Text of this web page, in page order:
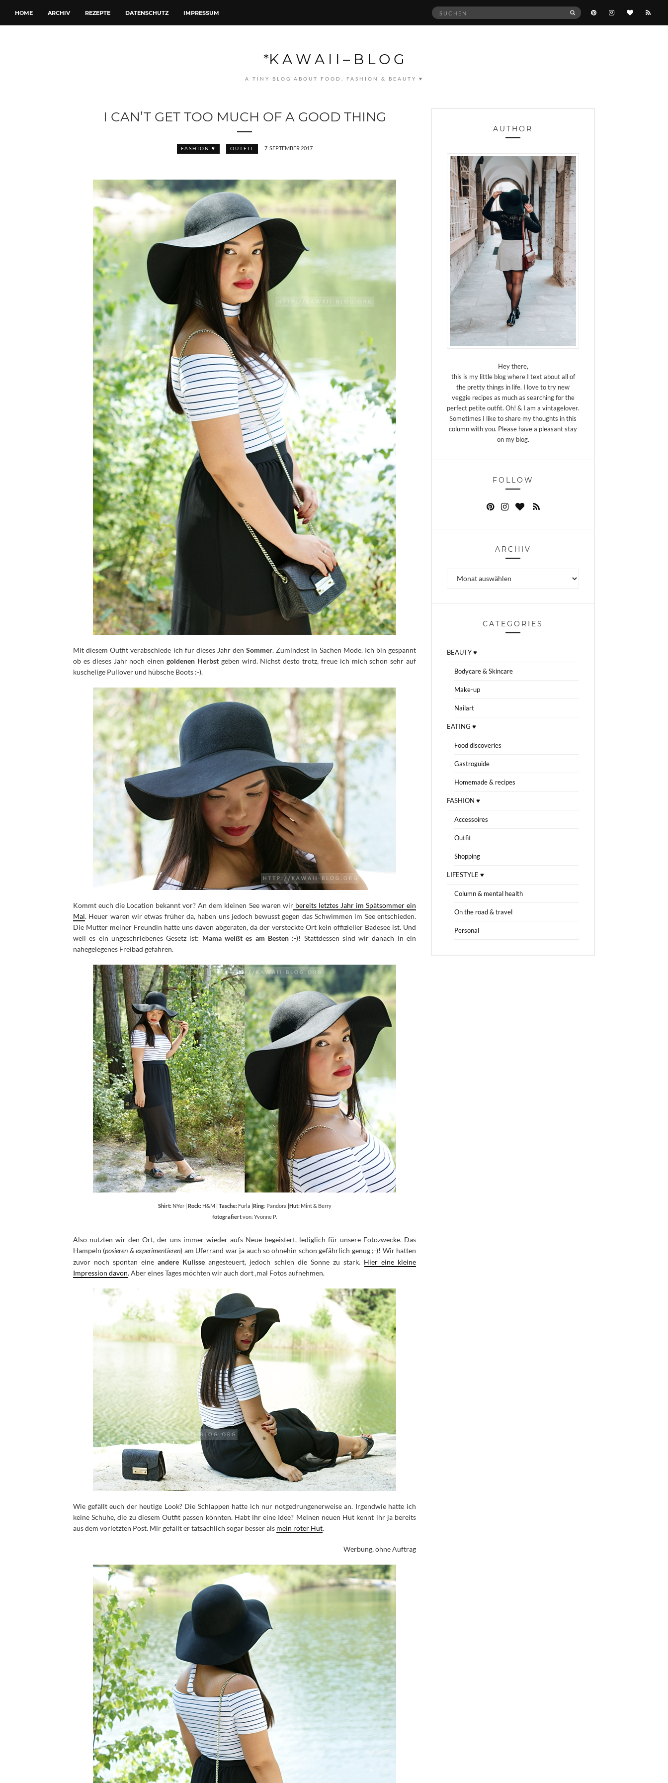
HOME ARCHIV REZEPTE DATENSCHUTZ IMPRESSUM
Suche
SUCHEN
*K A W A I I – B L O G
A TINY BLOG ABOUT FOOD, FASHION & BEAUTY ♥
I CAN’T GET TOO MUCH OF A GOOD THING
FASHION ♥ OUTFIT 7. SEPTEMBER 2017
Mit diesem Outfit verabschiede ich für dieses Jahr denSommer. Zumindest in Sachen Mode. Ich bin gespannt
ob es dieses Jahr noch einen goldenen Herbstgeben wird.Nichst desto trotz, freue ich mich schon sehr auf
kuschelige Pullover und hübsche Boots :-).
Kommt euch die Location bekannt vor? An dem kleinen See waren wirbereits letztes Jahr im Spätsommer ein
Mal. Heuer waren wir etwas früher da, haben uns jedoch bewusst gegen das Schwimmen im See entschieden.
Die Mutter meiner Freundin hatte uns davon abgeraten, da der versteckte Ort kein offizieller Badesee ist. Und
weil es ein ungeschriebenes Gesetz ist: Mama weißt es am Besten:-)! Stattdessen sind wir danach in ein
nahegelegenes Freibad gefahren.
Shirt:NYer | Rock:H&M | Tasche:Furla | Ring: Pandora |Hut:Mint & Berry
fotografiertvon: Yvonne P.
Also nutzten wir den Ort, der uns immer wieder aufs Neue begeistert, lediglich für unsere Fotozwecke. Das
Hampeln (posieren & experimentieren) am Uferrand war ja auch so ohnehin schon gefährlich genug ;-)! Wir hatten
zuvor noch spontan eineandere Kulisse angesteuert, jedoch schien die Sonne zu stark. Hier eine kleine
Impression davon. Aber eines Tages möchten wir auch dort ‚mal Fotos aufnehmen.
Wie gefällt euch der heutige Look? Die Schlappen hatte ich nur notgedrungenerweise an. Irgendwie hatte ich
keine Schuhe, die zu diesem Outfit passen könnten. Habt ihr eine Idee? Meinen neuen Hut kennt ihr ja bereits
aus dem vorletzten Post. Mir gefällt er tatsächlich sogar besser als mein roter Hut.
Werbung, ohne Auftrag
AUTHOR
Hey there,
this is my little blog where I text about all of
the pretty things in life. I love to try new
veggie recipes as much as searching for the
perfect petite outfit. Oh! & I am a vintagelover.
Sometimes I like to share my thoughts in this
column with you. Please have a pleasant stay
on my blog.
FOLLOW
ARCHIV
CATEGORIES
BEAUTY ♥
Bodycare & Skincare
Make-up
Nailart
EATING ♥
Food discoveries
Gastroguide
Homemade & recipes
FASHION ♥
Accessoires
Outfit
Shopping
LIFESTYLE ♥
Column & mental health
On the road & travel
Personal